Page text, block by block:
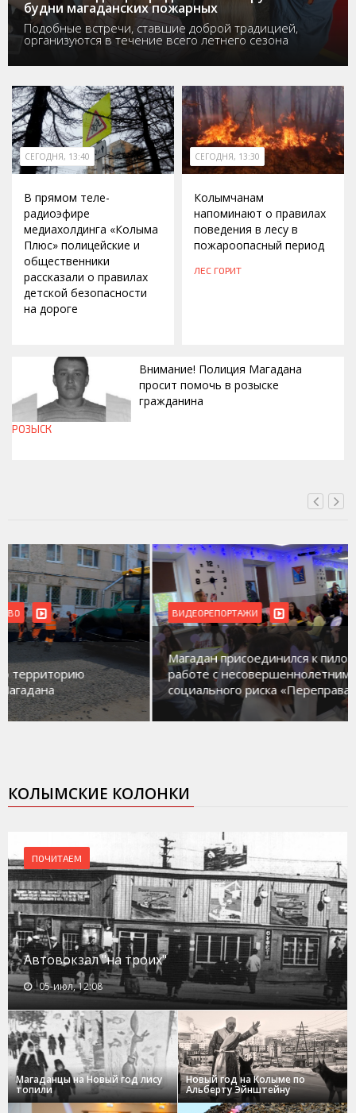
будни магаданских пожарных
Подобные встречи, ставшие доброй традицией,
организуются в течение всего летнего сезона
СЕГОДНЯ, 13:40
В прямом теле-
радиоэфире
медиахолдинга «Колыма
Плюс» полицейские и
общественники
рассказали о правилах
детской безопасности
на дороге
СЕГОДНЯ, 13:30
Колымчанам
напоминают о правилах
поведения в лесу в
пожароопасный период
ЛЕС ГОРИТ
Внимание! Полиция Магадана
просит помочь в розыске
гражданина
РОЗЫСК
ВИДЕОРЕПОРТАЖИ
Магадан присоединился к пилотному проекту по
работе с несовершеннолетними из групп
социального риска «Переправа»
КОЛЫМСКИЕ КОЛОНКИ
ПОЧИТАЕМ
Автовокзал "на троих"
05-июл, 12:08
Магаданцы на Новый год лису
топили
Новый год на Колыме по
Альберту Эйнштейну